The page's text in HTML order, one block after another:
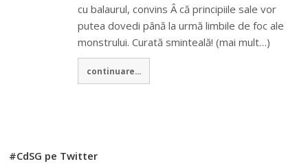
cu balaurul, convins Â că principiile sale vor
putea dovedi până la urmă limbile de foc ale
monstrului. Curată sminteală! (mai mult…)
continuare...
#CdSG pe Twitter